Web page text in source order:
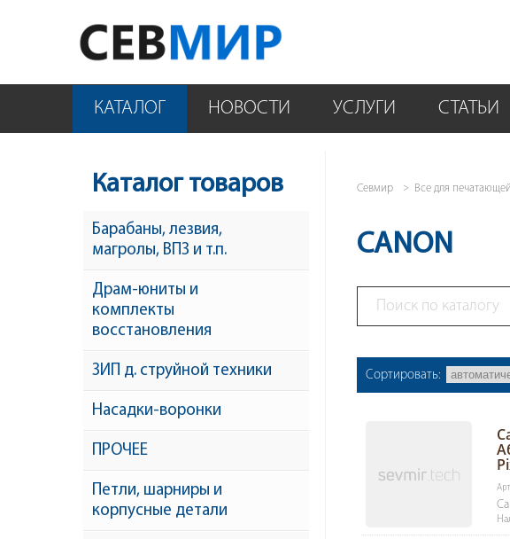
КАТАЛОГ НОВОСТИ УСЛУГИ СТАТЬИ
Севмир Все для
CANON
Сортировать:
Каталог товаров
Барабаны, лезвия,
магролы, ВПЗ и т.п.
Драм-юниты и
комплекты
восстановления
ЗИП д. струйной техники
Насадки-воронки
ПРОЧЕЕ
Петли, шарниры и
корпусные детали